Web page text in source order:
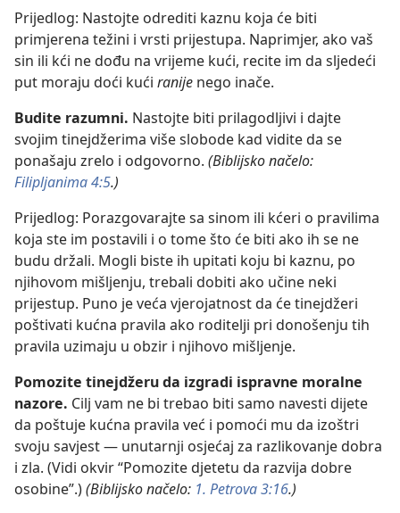
Prijedlog: Nastojte odrediti kaznu koja će biti
primjerena težini i vrsti prijestupa. Naprimjer, ako vaš
sin ili kći ne dođu na vrijeme kući, recite im da sljedeći
put moraju doći kući ranije nego inače.
Budite razumni. Nastojte biti prilagodljivi i dajte
svojim tinejdžerima više slobode kad vidite da se
ponašaju zrelo i odgovorno. (Biblijsko načelo:
Filipljanima 4:5.)
Prijedlog: Porazgovarajte sa sinom ili kćeri o pravilima
koja ste im postavili i o tome što će biti ako ih se ne
budu držali. Mogli biste ih upitati koju bi kaznu, po
njihovom mišljenju, trebali dobiti ako učine neki
prijestup. Puno je veća vjerojatnost da će tinejdžeri
poštivati kućna pravila ako roditelji pri donošenju tih
pravila uzimaju u obzir i njihovo mišljenje.
Pomozite tinejdžeru da izgradi ispravne moralne
nazore. Cilj vam ne bi trebao biti samo navesti dijete
da poštuje kućna pravila već i pomoći mu da izoštri
svoju savjest — unutarnji osjećaj za razlikovanje dobra
i zla. (Vidi okvir “Pomozite djetetu da razvija dobre
osobine”.)(Biblijsko načelo: 1. Petrova 3:16.)